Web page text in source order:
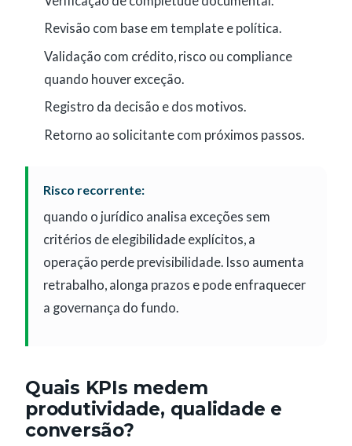
Revisão com base em template e política.
Validação com crédito, risco ou compliance
quando houver exceção.
Registro da decisão e dos motivos.
Retorno ao solicitante com próximos passos.
Risco recorrente:
quando o jurídico analisa exceções sem
critérios de elegibilidade explícitos, a
operação perde previsibilidade. Isso aumenta
retrabalho, alonga prazos e pode enfraquecer
a governança do fundo.
Quais KPIs medem
produtividade, qualidade e
conversão?